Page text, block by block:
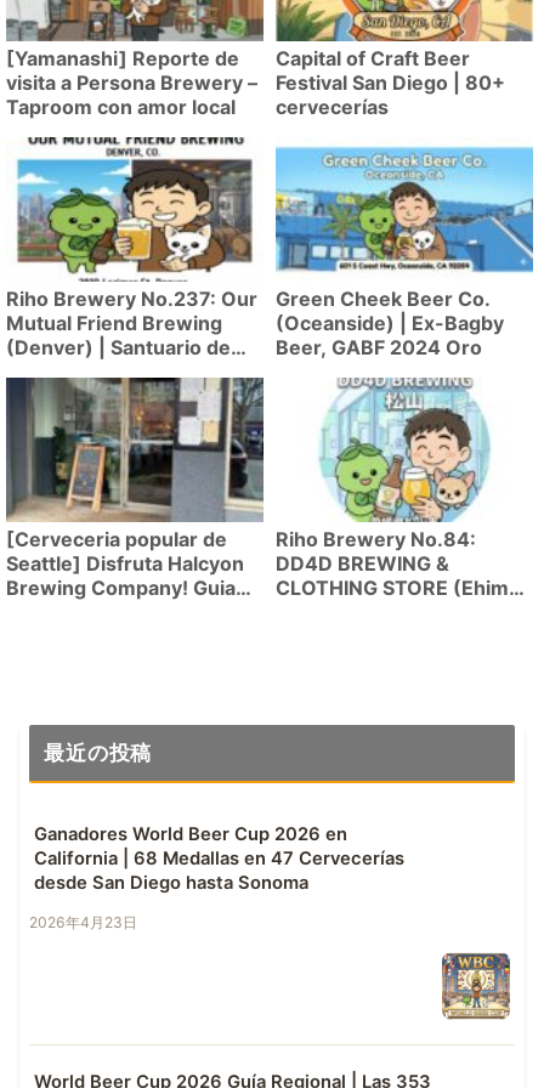
[Yamanashi] Reporte de
visita a Persona Brewery –
Taproom con amor local
Capital of Craft Beer
Festival San Diego | 80+
cervecerías
Riho Brewery No.237: Our
Mutual Friend Brewing
(Denver) | Santuario de
cerveza de fermentacion
mixta con oro en World
Beer Cup!
Green Cheek Beer Co.
(Oceanside) | Ex-Bagby
Beer, GABF 2024 Oro
[Cerveceria popular de
Seattle] Disfruta Halcyon
Brewing Company! Guia
Riho Brewery No.84:
DD4D BREWING &
CLOTHING STORE (Ehime,
最近の投稿
Ganadores World Beer Cup 2026 en
California | 68 Medallas en 47 Cervecerías
desde San Diego hasta Sonoma
2026年4月23日
World Beer Cup 2026 Guía Regional | Las 353